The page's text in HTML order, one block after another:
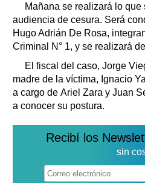
Mañana se realizará lo que
audiencia de cesura. Será
Hugo Adrián De Rosa,
Criminal N° 1, y se realizará
El fiscal del caso, Jorge
madre de la víctima, Ignacio
a cargo de Ariel Zara y Juan
a conocer su postura.
Recibí los
sin